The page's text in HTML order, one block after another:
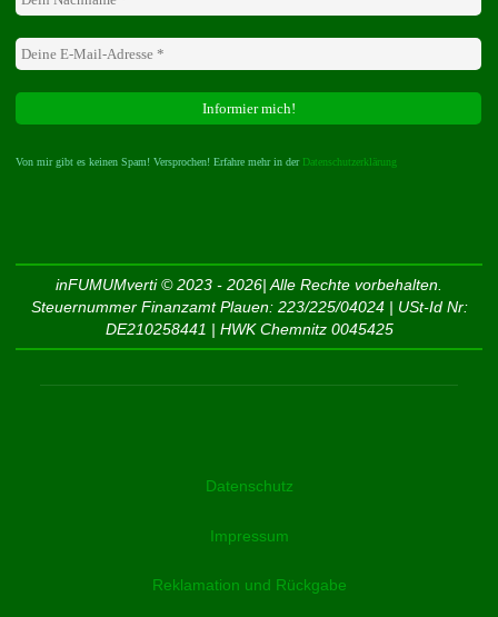
Von mir gibt es keinen Spam! Versprochen! Erfahre mehr in der Datenschutzerklärung
inFUMUMverti © 2023 - 2026| Alle Rechte vorbehalten.
Steuernummer Finanzamt Plauen: 223/225/04024 | USt-Id Nr:
DE210258441 | HWK Chemnitz 0045425
Datenschutz
Impressum
Reklamation und Rückgabe